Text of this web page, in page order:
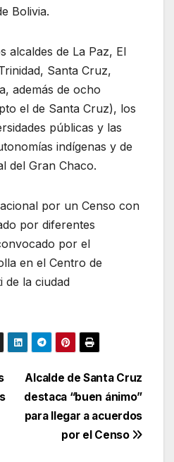
Bolivia.
alcaldes de La Paz, El
Santa Cruz,
además de ocho
el de Santa Cruz), los
públicas y las
indígenas y de
del Gran Chaco.
por un Censo con
por diferentes
por el
en el Centro de
de la ciudad
Alcalde de Santa Cruz
destaca “buen ánimo”
para llegar a acuerdos
por el Censo